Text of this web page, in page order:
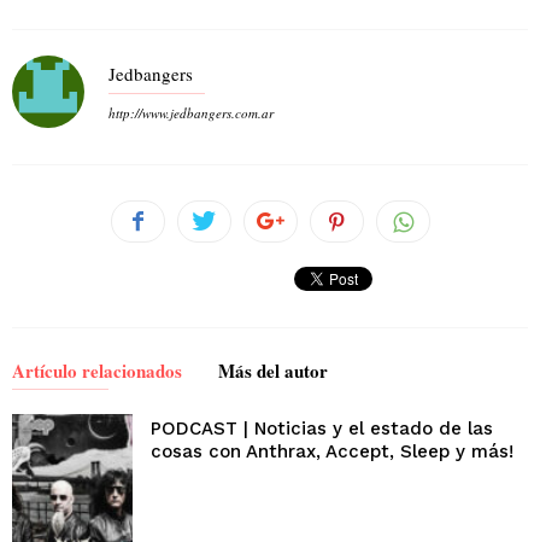
Jedbangers
http://www.jedbangers.com.ar
Artículo relacionados Más del autor
PODCAST | Noticias y el estado de las
cosas con Anthrax, Accept, Sleep y más!